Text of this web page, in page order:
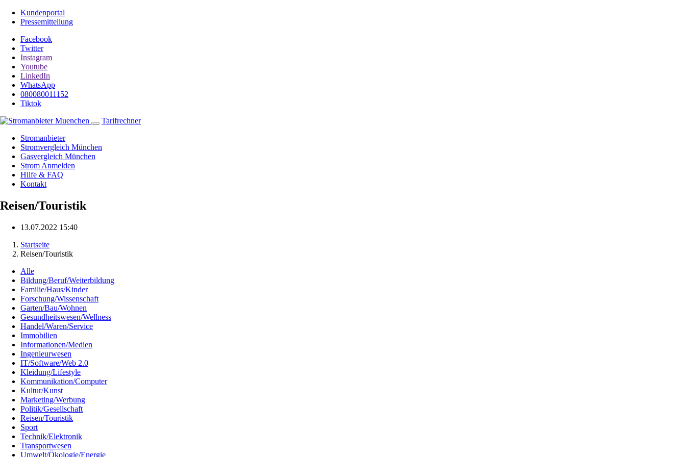
Kundenportal
Pressemitteilung
Facebook
Twitter
Instagram
Youtube
LinkedIn
WhatsApp
080080011152
Tiktok
Tarifrechner
Stromanbieter
Stromvergleich München
Gasvergleich München
Strom Anmelden
Hilfe & FAQ
Kontakt
Reisen/Touristik
13.07.2022 15:40
Startseite
Reisen/Touristik
Alle
Bildung/Beruf/Weiterbildung
Familie/Haus/Kinder
Forschung/Wissenschaft
Garten/Bau/Wohnen
Gesundheitswesen/Wellness
Handel/Waren/Service
Immobilien
Informationen/Medien
Ingenieurwesen
IT/Software/Web 2.0
Kleidung/Lifestyle
Kommunikation/Computer
Kultur/Kunst
Marketing/Werbung
Politik/Gesellschaft
Reisen/Touristik
Sport
Technik/Elektronik
Transportwesen
Umwelt/Ökologie/Energie